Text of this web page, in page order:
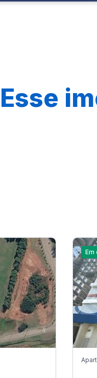
Esse
Em